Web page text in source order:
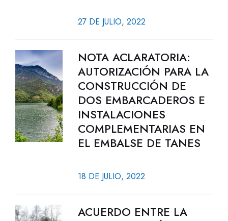
27 DE JULIO, 2022
NOTA ACLARATORIA:
AUTORIZACIÓN PARA LA
CONSTRUCCIÓN DE
DOS EMBARCADEROS E
INSTALACIONES
COMPLEMENTARIAS EN
EL EMBALSE DE TANES
18 DE JULIO, 2022
ACUERDO ENTRE LA